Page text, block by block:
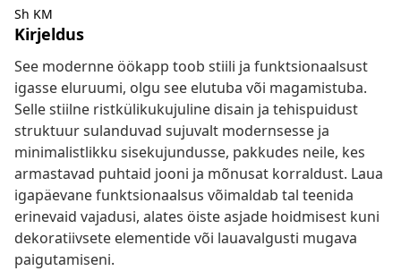
Sh KM
Kirjeldus
See modernne öökapp toob stiili ja funktsionaalsust
igasse eluruumi, olgu see elutuba või magamistuba.
Selle stiilne ristkülikukujuline disain ja tehispuidust
struktuur sulanduvad sujuvalt modernsesse ja
minimalistlikku sisekujundusse, pakkudes neile, kes
armastavad puhtaid jooni ja mõnusat korraldust. Laua
igapäevane funktsionaalsus võimaldab tal teenida
erinevaid vajadusi, alates öiste asjade hoidmisest kuni
dekoratiivsete elementide või lauavalgusti mugava
paigutamiseni.